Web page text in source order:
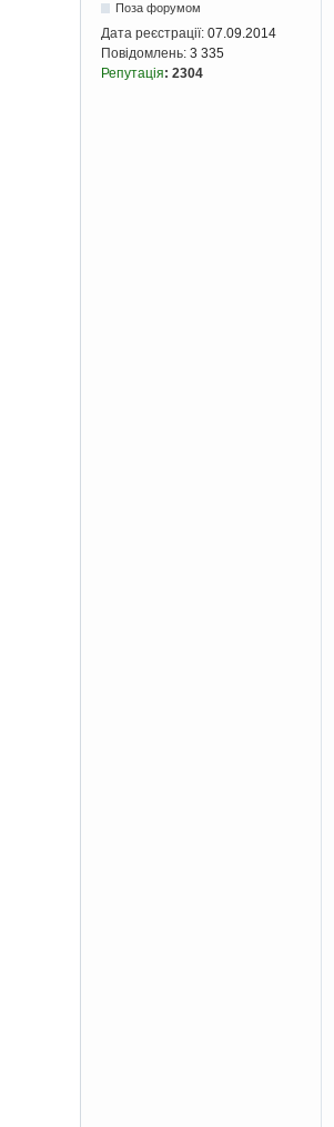
Поза форумом
Дата реєстрації: 07.09.2014
Повідомлень: 3 335
Репутація: 2304